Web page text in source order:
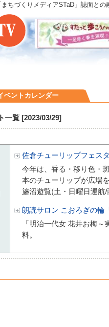
ちづくりメディアSTaD」誌面と
ベントカレンダー
一覧 [2023/03/29]
佐倉チューリップフェス
今年は、香る・移り色・
本のチューリップが広場
旛沼遊覧(土・日曜日運航/
朗読サロン こおろぎの輪
「明治一代女 花井お梅
料。